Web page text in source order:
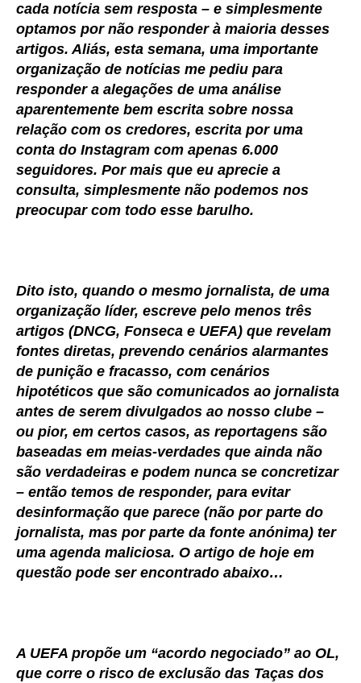
cada notícia sem resposta – e simplesmente
optamos por não responder à maioria desses
artigos. Aliás, esta semana, uma importante
organização de notícias me pediu para
responder a alegações de uma análise
aparentemente bem escrita sobre nossa
relação com os credores, escrita por uma
conta do Instagram com apenas 6.000
seguidores. Por mais que eu aprecie a
consulta, simplesmente não podemos nos
preocupar com todo esse barulho.
Dito isto, quando o mesmo jornalista, de uma
organização líder, escreve pelo menos três
artigos (DNCG, Fonseca e UEFA) que revelam
fontes diretas, prevendo cenários alarmantes
de punição e fracasso, com cenários
hipotéticos que são comunicados ao jornalista
antes de serem divulgados ao nosso clube –
ou pior, em certos casos, as reportagens são
baseadas em meias-verdades que ainda não
são verdadeiras e podem nunca se concretizar
– então temos de responder, para evitar
desinformação que parece (não por parte do
jornalista, mas por parte da fonte anónima) ter
uma agenda maliciosa. O artigo de hoje em
questão pode ser encontrado abaixo…
A UEFA propõe um “acordo negociado” ao OL,
que corre o risco de exclusão das Taças dos